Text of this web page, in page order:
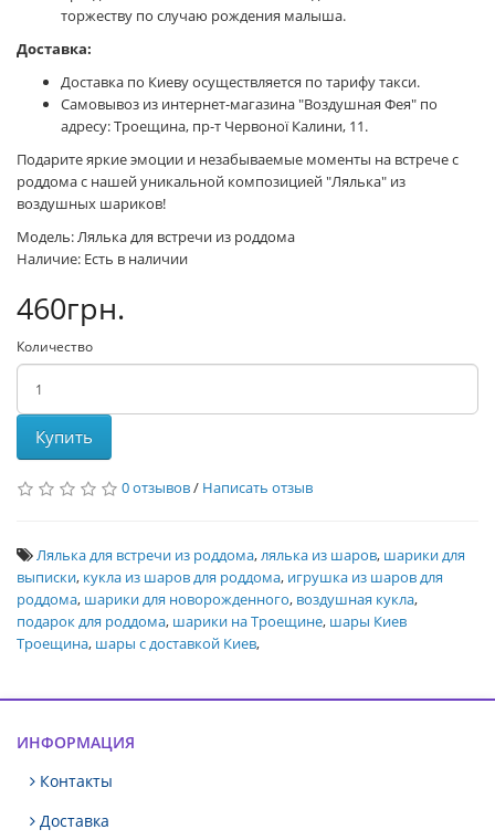
торжеству по случаю рождения малыша.
Доставка:
Доставка по Киеву осуществляется по тарифу такси.
Самовывоз из интернет-магазина "Воздушная Фея" по
адресу: Троещина, пр-т Червоної Калини, 11.
Подарите яркие эмоции и незабываемые моменты на встрече с
роддома с нашей уникальной композицией "Лялька" из
воздушных шариков!
Модель: Лялька для встречи из роддома
Наличие: Есть в наличии
460грн.
Количество
Купить
0 отзывов/ Написать отзыв
Лялька для встречи из роддома,лялька из шаров, шарики для
выписки, кукла из шаров для роддома, игрушка из шаров для
роддома, шарики для новорожденного, воздушная кукла,
подарок для роддома, шарики на Троещине, шары Киев
Троещина, шары с доставкой Киев,
ИНФОРМАЦИЯ
Контакты
Доставка